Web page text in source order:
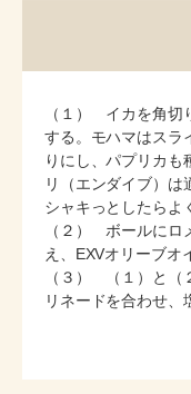
（１） イカを角切
する。モハマはスラ
りにし、パプリカも
リ（エンダイブ）は
シャキっとしたらよ
（２） ボールにロ
え、EXVオリーブオ
（３） （１）と（
リネードを合わせ、